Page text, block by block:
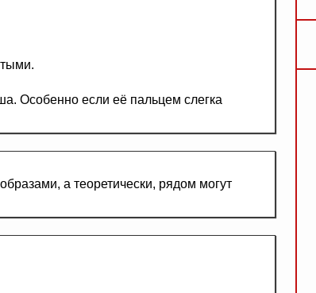
Особенно если её пальцем слегка
а теоретически, рядом могут